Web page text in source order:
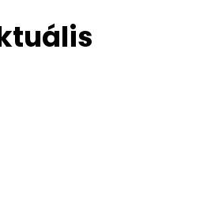
és csomagjaink